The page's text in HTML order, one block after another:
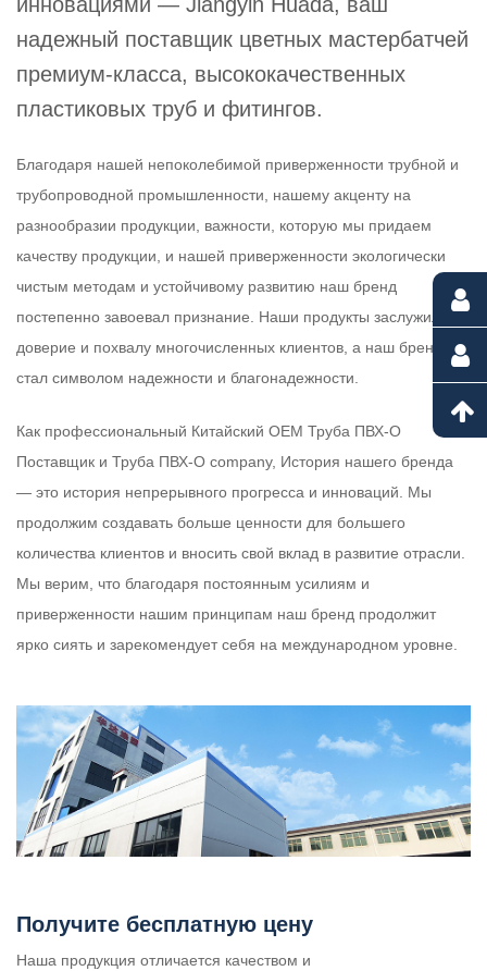
надежный поставщик цветных мастербатчей
премиум-класса, высококачественных
пластиковых труб и фитингов.
Благодаря нашей непоколебимой приверженности трубной и
трубопроводной промышленности, нашему акценту на
разнообразии продукции, важности, которую мы придаем
качеству продукции, и нашей приверженности экологически
чистым методам и устойчивому развитию наш бренд
постепенно завоевал признание. Наши продукты заслужили
доверие и похвалу многочисленных клиентов, а наш бренд
стал символом надежности и благонадежности.
Как профессиональный Китайский OEM Труба ПВХ-О
Поставщик и Труба ПВХ-О company, История нашего бренда
— это история непрерывного прогресса и инноваций. Мы
продолжим создавать больше ценности для большего
количества клиентов и вносить свой вклад в развитие отрасли.
Мы верим, что благодаря постоянным усилиям и
приверженности нашим принципам наш бренд продолжит
ярко сиять и зарекомендует себя на международном уровне.
Получите бесплатную цену
Наша продукция отличается качеством и